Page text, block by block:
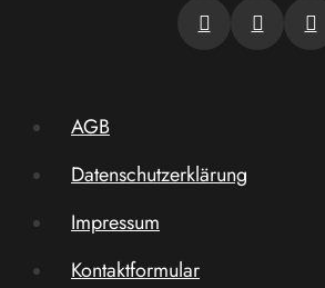
AGB
Datenschutzerklärung
Impressum
Kontaktformular